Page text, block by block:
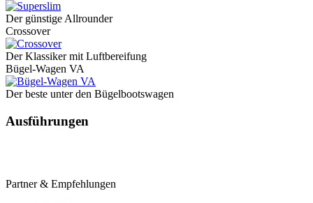
Der günstige Allrounder
Crossover
Der Klassiker mit Luftbereifung
Bügel-Wagen VA
Der beste unter den Bügelbootswagen
Ausführungen
Partner & Empfehlungen